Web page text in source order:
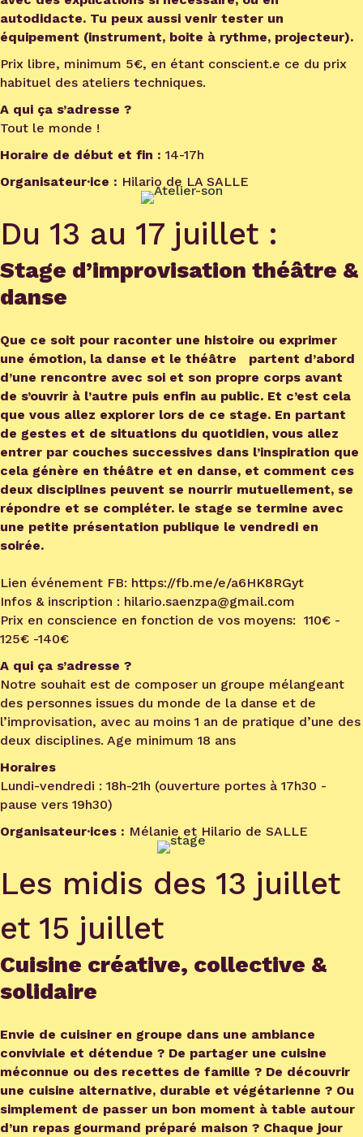
autodidacte. Tu peux aussi venir tester un
équipement (instrument, boite à rythme, projecteur).
Prix libre, minimum 5€, en étant conscient.e ce du prix
habituel des ateliers techniques.
A qui ça s’adresse ?
Tout le monde !
Horaire de début et fin : 14-17h
Organisateur·ice : Hilario de LA SALLE
Du 13 au 17 juillet :
Stage d’improvisation théâtre &
danse
Que ce soit pour raconter une histoire ou exprimer
une émotion, la danse et le théâtre partent d’abord
d’une rencontre avec soi et son propre corps avant
de s’ouvrir à l’autre puis enfin au public. Et c’est cela
que vous allez explorer lors de ce stage. En partant
de gestes et de situations du quotidien, vous allez
entrer par couches successives dans l’inspiration que
cela génère en théâtre et en danse, et comment ces
deux disciplines peuvent se nourrir mutuellement, se
répondre et se compléter. le stage se termine avec
une petite présentation publique le vendredi en
soirée.
Lien événement FB: https://fb.me/e/a6HK8RGyt
Infos & inscription : hilario.saenzpa@gmail.com
Prix en conscience en fonction de vos moyens: 110€ -
125€ -140€
A qui ça s’adresse ?
Notre souhait est de composer un groupe mélangeant
des personnes issues du monde de la danse et de
l’improvisation, avec au moins 1 an de pratique d’une des
deux disciplines. Age minimum 18 ans
Horaires
Lundi-vendredi : 18h-21h (ouverture portes à 17h30 -
pause vers 19h30)
Organisateur·ices : Mélanie et Hilario de SALLE
Les midis des 13 juillet
et 15 juillet
Cuisine créative, collective &
solidaire
Envie de cuisiner en groupe dans une ambiance
conviviale et détendue ? De partager une cuisine
méconnue ou des recettes de famille ? De découvrir
une cuisine alternative, durable et végétarienne ? Ou
simplement de passer un bon moment à table autour
d’un repas gourmand préparé maison ? Chaque jour